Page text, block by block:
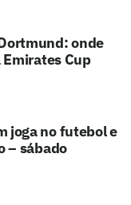
onde
Cup
joga no futebol e
– sábado